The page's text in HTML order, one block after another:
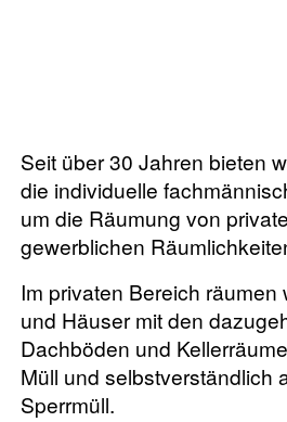
Seit über 30 Jahren bieten
die individuelle
um die Räumung von
gewerblichen
Im privaten Bereich räumen
und Häuser mit den
Dachböden und
Müll und selbstverständlich
Sperrmüll.